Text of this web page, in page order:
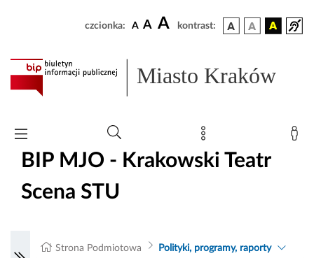
czcionka: A A A kontrast:
Miasto Kraków
BIP MJO - Krakowski Teatr
Scena STU
Strona Podmiotowa Polityki, programy, raporty